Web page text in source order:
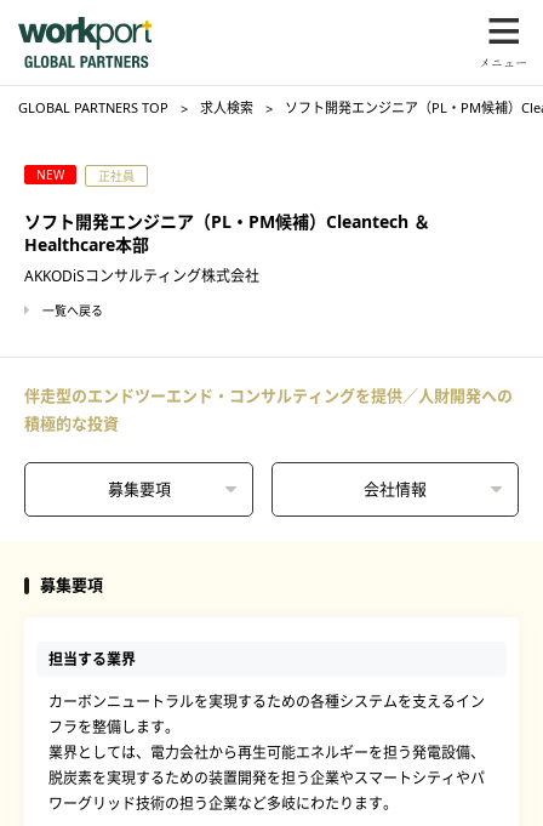
GLOBAL PARTNERS TOP 求人検索 ソフト開発エンジニア（PL・PM候補）
NEW 正社員
ソフト開発エンジニア（PL・PM候補）Cleantech ＆
Healthcare本部
AKKODiSコンサルティング株式会社
一覧へ戻る
伴走型のエンドツーエンド・コンサルティングを提供／人財開発への
積極的な投資
募集要項 会社情報
募集要項
担当する業界
カーボンニュートラルを実現するための各種システムを支えるイン
フラを整備します。
業界としては、電力会社から再生可能エネルギーを担う発電設備、
脱炭素を実現するための装置開発を担う企業やスマートシティやパ
ワーグリッド技術の担う企業など多岐にわたります。